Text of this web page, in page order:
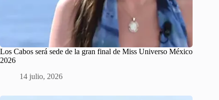
Los Cabos será sede de la gran final de Miss Universo México
2026
14 julio, 2026